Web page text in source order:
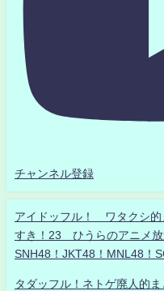
チャンネル登録
アイドッフル！ ワタクシ
すき！23 ひうらのアニメ
SNH48！JKT48！MNL48！
タダッフル！ネトゲ廃人的